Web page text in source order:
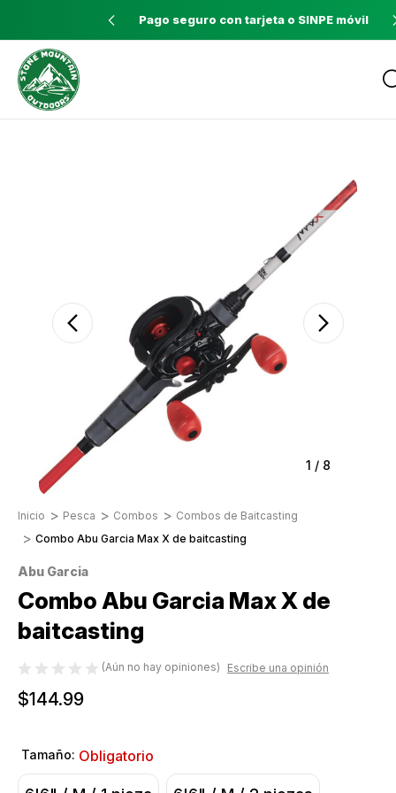
mayores a $60 Pago seguro con tarjeta o SINPE móvil
1 / 8
Inicio Pesca Combos
Combos de Baitcasting
Combo Abu Garcia Max X de baitcasting
Abu Garcia
Combo Abu Garcia Max X de
baitcasting
(Aún no hay opiniones) Escribe una opinión
$144.99
Tamaño: Obligatorio